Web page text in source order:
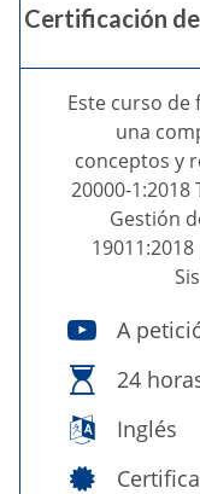
Certificación
Este curso de
una
conceptos y
20000-
Gestión
A
24
Inglés